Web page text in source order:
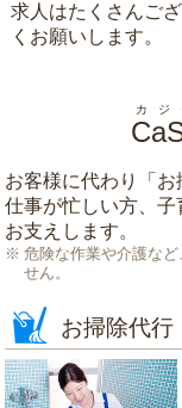
求人はたくさんご
くお願いします。
カジ
お客様に代わり「 お
仕事が忙しい方、
お支えします。
危険な作業や介護な
せん。
お掃除代行